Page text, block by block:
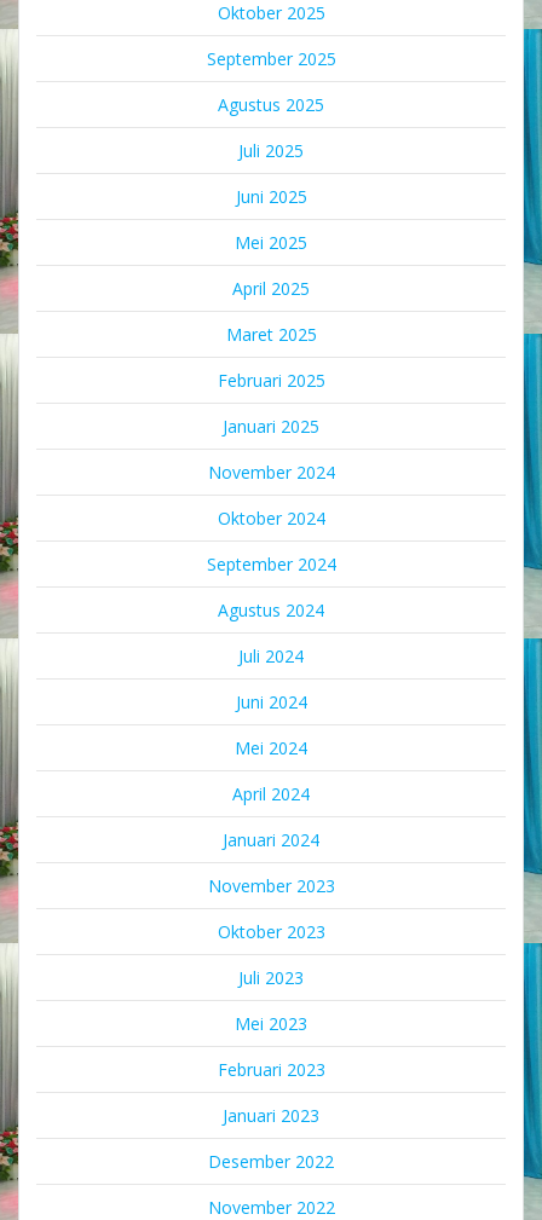
Oktober 2025
September 2025
Agustus 2025
Juli 2025
Juni 2025
Mei 2025
April 2025
Maret 2025
Februari 2025
Januari 2025
November 2024
Oktober 2024
September 2024
Agustus 2024
Juli 2024
Juni 2024
Mei 2024
April 2024
Januari 2024
November 2023
Oktober 2023
Juli 2023
Mei 2023
Februari 2023
Januari 2023
Desember 2022
November 2022